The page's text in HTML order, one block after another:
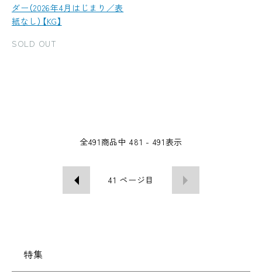
ダー（2026年4月はじまり／表
紙なし）【KG】
SOLD OUT
全491 商品中481 - 491表示
41 ページ目
特集